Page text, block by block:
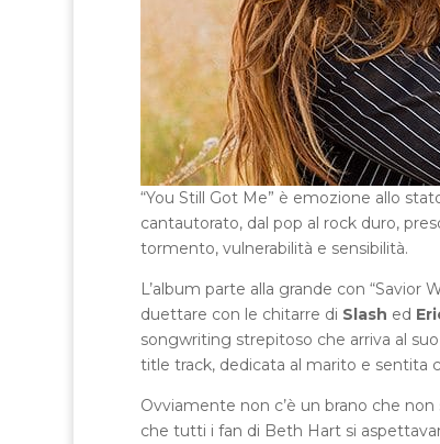
“You Still Got Me” è emozione allo
cantautorato, dal pop al rock duro,
tormento, vulnerabilità e sensibilità.
L’album parte alla grande con
duettare con le chitarre di Slash ed
songwriting strepitoso che arriva al
title track, dedicata al marito e sentita
Ovviamente non c’è un brano che
che tutti i fan di Beth Hart si